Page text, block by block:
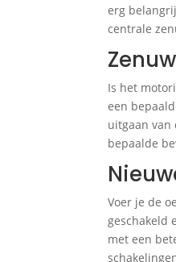
erg
centrale
Is het
een
uitgaan
bepaalde
Voer je de
geschakeld
met een